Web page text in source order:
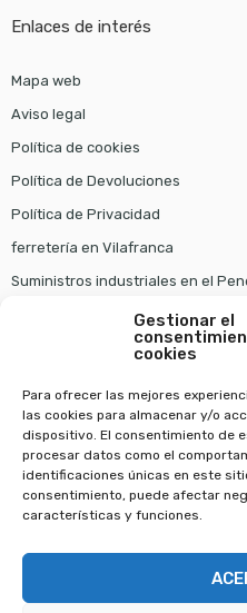
Gestionar el
cookies
Para ofrecer las mejores
las cookies para almacenar y/o
dispositivo. El consentimiento de
procesar datos como el
identificaciones únicas en este
consentimiento, puede afectar
características y funciones.
Enlaces de interés
Mapa web
Aviso legal
Política de cookies
Política de Devoluciones
Política de Privacidad
ferretería en Vilafranca
Suministros industriales en el